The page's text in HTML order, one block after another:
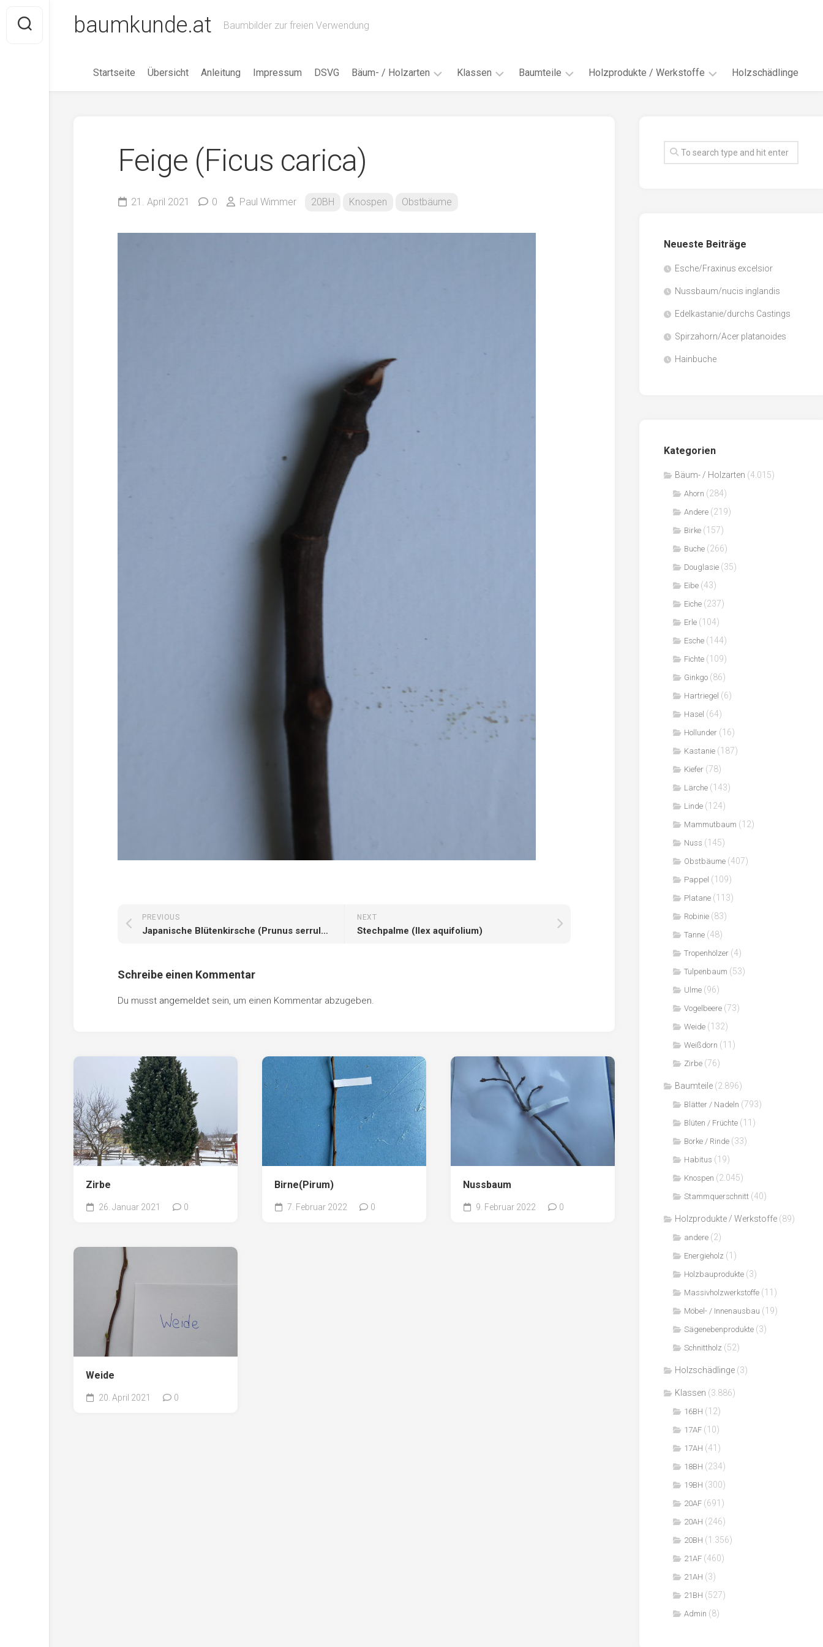
content
baumkunde.at Baumbilder zur freien Verwendung
Startseite Übersicht Anleitung Impressum DSVG Bäum- / Holzarten
Ahorn
Eibe
Hartriegel
Hasel
Hollunder
Kastanie
Kiefer
Vogelbeere
Klassen
18AH
Baumteile Holzprodukte / Werkstoffe
Faserwerkstoffe
Sägenebenprodukte
Holzschädlinge
Feige (Ficus carica)
21. April 2021 0 Paul Wimmer 20BH Knospen Obstbäume
NEXT
Stechpalme (Ilex aquifolium)
PREVIOUS
Japanische Blütenkirsche (Prunus serrulata)
Schreibe einen Kommentar
Du musst angemeldet sein, um einen Kommentar abzugeben.
Zirbe
26. Januar 2021 0
Birne(Pirum)
7. Februar 2022 0
Nussbaum
9. Februar 2022 0
Weide
20. April 2021 0
Neueste Beiträge
Esche/Fraxinus excelsior
Nussbaum/nucis inglandis
Edelkastanie/durchs Castings
Spirzahorn/Acer platanoides
Hainbuche
Kategorien
Bäum- / Holzarten (4.015)
Ahorn (284)
Andere (219)
Birke (157)
Buche (266)
Douglasie (35)
Eibe (43)
Eiche (237)
Erle (104)
Esche (144)
Fichte (109)
Ginkgo (86)
Hartriegel (6)
Hasel (64)
Hollunder (16)
Kastanie (187)
Kiefer (78)
Lärche (143)
Linde (124)
Mammutbaum (12)
Nuss (145)
Obstbäume (407)
Pappel (109)
Platane (113)
Robinie (83)
Tanne (48)
Tropenhölzer (4)
Tulpenbaum (53)
Ulme (96)
Vogelbeere (73)
Weide (132)
Weißdorn (11)
Zirbe (76)
Baumteile (2.896)
Blätter / Nadeln (793)
Blüten / Früchte (11)
Borke / Rinde (33)
Habitus (19)
Knospen (2.045)
Stammquerschnitt (40)
Holzprodukte / Werkstoffe (89)
andere (2)
Energieholz (1)
Holzbauprodukte (3)
Massivholzwerkstoffe (11)
Möbel- / Innenausbau (19)
Sägenebenprodukte (3)
Schnittholz (52)
Holzschädlinge (3)
Klassen (3.886)
16BH (12)
17AF (10)
17AH (41)
18BH (234)
19BH (300)
20AF (691)
20AH (246)
20BH (1.356)
21AF (460)
21AH (3)
21BH (527)
Admin (8)